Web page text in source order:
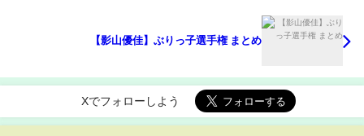
【影山優佳】ぶりっ子選手権 まとめ
Xでフォローしよう